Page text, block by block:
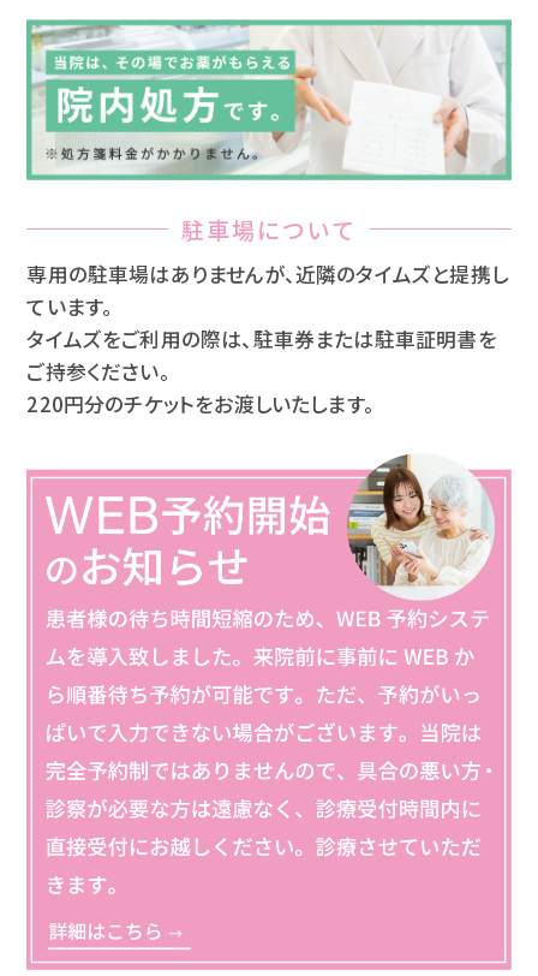
駐車場について
専用の駐車場はありませんが、近隣のタイムズと提携し
ています。
タイムズをご利用の際は、駐車券または駐車証明書を
ご持参ください。
220円分のチケットをお渡しいたします。